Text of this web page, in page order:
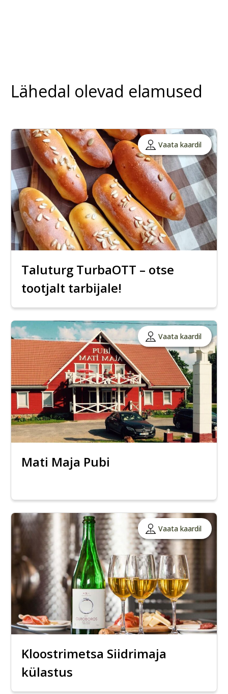
Lähedal olevad elamused
Vaata kaardil
Taluturg TurbaOTT – otse
tootjalt tarbijale!
Vaata kaardil
Mati Maja Pubi
Vaata kaardil
Kloostrimetsa Siidrimaja
külastus